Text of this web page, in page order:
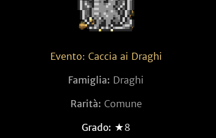
Evento: Caccia ai Draghi
Famiglia: Draghi
Rarità: Comune
Grado: ★8